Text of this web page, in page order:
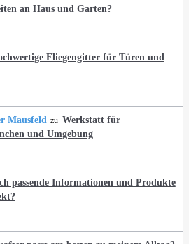
an Haus und Garten?
Fliegengitter für Türen und
Mausfeld zu Werkstatt für
und Umgebung
passende Informationen und Produkte